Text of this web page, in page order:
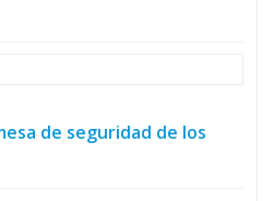
de seguridad de los